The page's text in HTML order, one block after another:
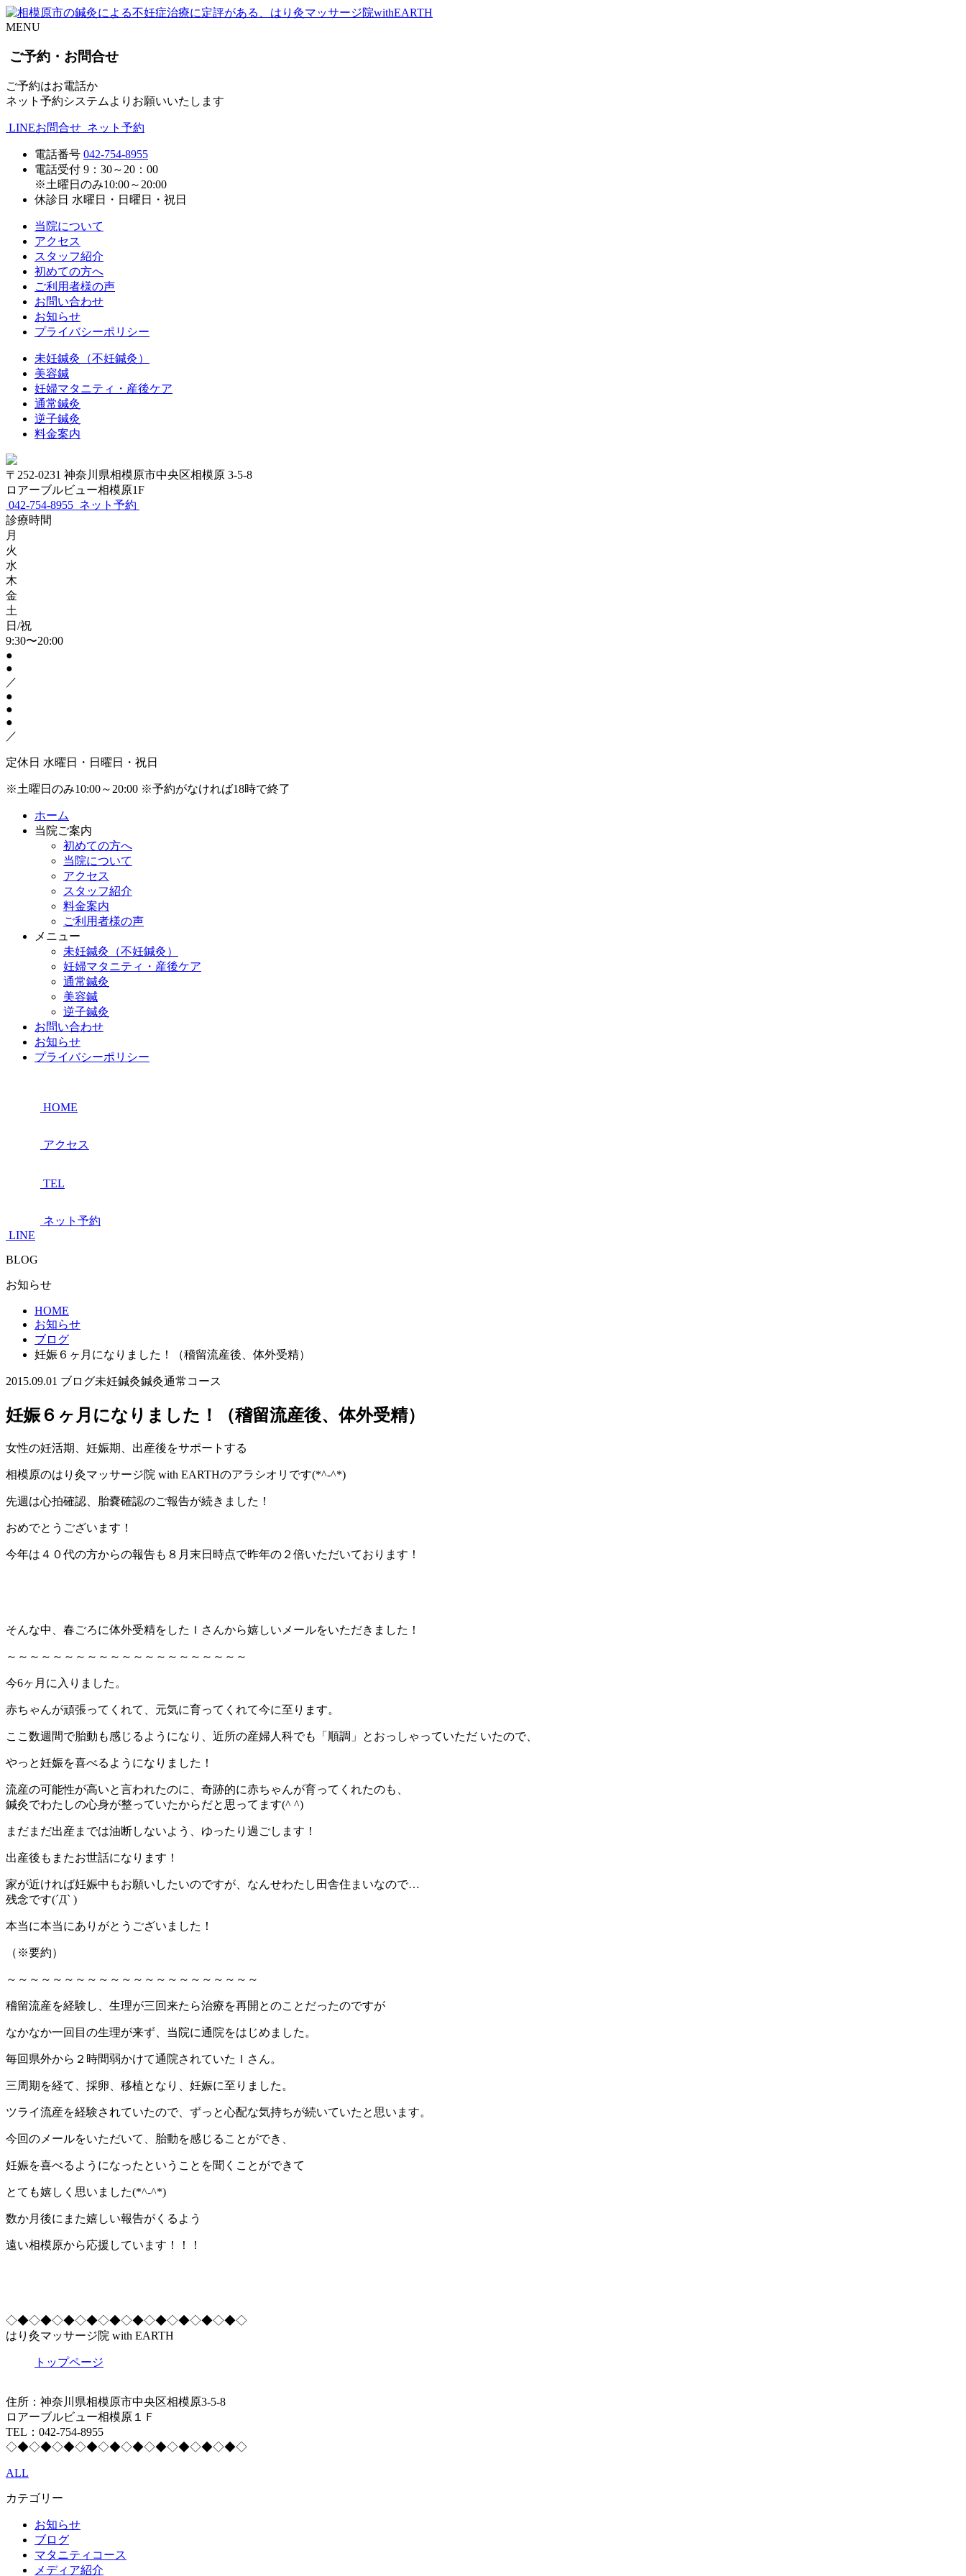
MENU
ご予約・お問合せ
ご予約はお電話か
ネット予約システムよりお願いいたします
LINEお問合せ ネット予約
電話番号 042-754-8955
電話受付 9：30～20：00
※土曜日のみ10:00～20:00
休診日 水曜日・日曜日・祝日
当院について
アクセス
スタッフ紹介
初めての方へ
ご利用者様の声
お問い合わせ
お知らせ
プライバシーポリシー
未妊鍼灸（不妊鍼灸）
美容鍼
妊婦マタニティ・産後ケア
通常鍼灸
逆子鍼灸
料金案内
〒252-0231 神奈川県相模原市中央区相模原 3-5-8
ロアーブルビュー相模原1F
042-754-8955 ネット予約
診療時間
月
火
水
木
金
土
日/祝
9:30〜20:00
●
●
／
●
●
●
／
定休日 水曜日・日曜日・祝日
※土曜日のみ10:00～20:00 ※予約がなければ18時で終了
ホーム
当院ご案内
初めての方へ
当院について
アクセス
スタッフ紹介
料金案内
ご利用者様の声
メニュー
未妊鍼灸（不妊鍼灸）
妊婦マタニティ・産後ケア
通常鍼灸
美容鍼
逆子鍼灸
お問い合わせ
お知らせ
プライバシーポリシー
HOME
アクセス
TEL
ネット予約
LINE
BLOG
お知らせ
HOME
お知らせ
ブログ
妊娠６ヶ月になりました！（稽留流産後、体外受精）
2015.09.01 ブログ未妊鍼灸鍼灸通常コース
妊娠６ヶ月になりました！（稽留流産後、体外受精）
女性の妊活期、妊娠期、出産後をサポートする
相模原のはり灸マッサージ院 with EARTHのアラシオリです(*^-^*)
先週は心拍確認、胎嚢確認のご報告が続きました！
おめでとうございます！
今年は４０代の方からの報告も８月末日時点で昨年の２倍いただいております！
そんな中、春ごろに体外受精をしたＩさんから嬉しいメールをいただきました！
～～～～～～～～～～～～～～～～～～～～～
今6ヶ月に入りました。
赤ちゃんが頑張ってくれて、元気に育ってくれて今に至ります。
ここ数週間で胎動も感じるようになり、近所の産婦人科でも「順調」とおっしゃっていただ いたので、
やっと妊娠を喜べるようになりました！
流産の可能性が高いと言われたのに、奇跡的に赤ちゃんが育ってくれたのも、
鍼灸でわたしの心身が整っていたからだと思ってます(^ ^)
まだまだ出産までは油断しないよう、ゆったり過ごします！
出産後もまたお世話になります！
家が近ければ妊娠中もお願いしたいのですが、なんせわたし田舎住まいなので…
残念です(´Д` )
本当に本当にありがとうございました！
（※要約）
～～～～～～～～～～～～～～～～～～～～～～
稽留流産を経験し、生理が三回来たら治療を再開とのことだったのですが
なかなか一回目の生理が来ず、当院に通院をはじめました。
毎回県外から２時間弱かけて通院されていたＩさん。
三周期を経て、採卵、移植となり、妊娠に至りました。
ツライ流産を経験されていたので、ずっと心配な気持ちが続いていたと思います。
今回のメールをいただいて、胎動を感じることができ、
妊娠を喜べるようになったということを聞くことができて
とても嬉しく思いました(*^-^*)
数か月後にまた嬉しい報告がくるよう
遠い相模原から応援しています！！！
◇◆◇◆◇◆◇◆◇◆◇◆◇◆◇◆◇◆◇◆◇
はり灸マッサージ院 with EARTH
トップページ
住所：神奈川県相模原市中央区相模原3-5-8
ロアーブルビュー相模原１Ｆ
TEL：042-754-8955
◇◆◇◆◇◆◇◆◇◆◇◆◇◆◇◆◇◆◇◆◇
ALL
カテゴリー
お知らせ
ブログ
マタニティコース
メディア紹介